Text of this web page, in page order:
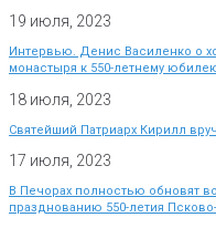
19 июля, 2023
Интервью. Денис Василенко о
монастыря к 550-летнему
18 июля, 2023
Святейший Патриарх Кирилл
17 июля, 2023
В Печорах полностью обновят
празднованию 550-летия